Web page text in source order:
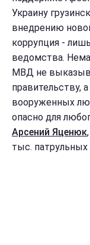
Украину
внедрению
коррупция -
ведомства.
МВД не
правительству,
вооруженных
опасно для
Арсений Яценюк
тыс. патрульных